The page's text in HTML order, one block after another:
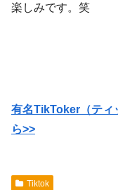
楽しみです。笑
有名TikToker（ティ
ら>>
Tiktok